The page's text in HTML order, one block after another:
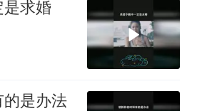
求婚
是办法